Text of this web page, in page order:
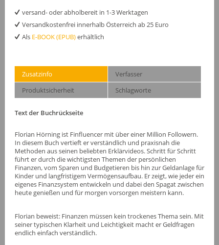
versand- oder abholbereit in 1-3 Werktagen
Versandkostenfrei innerhalb Österreich ab 25 Euro
Als E-BOOK (EPUB)erhältlich
Zusatzinfo
Verfasser
Produktsicherheit
Schlagworte
Text der Buchrückseite
Florian Hörning ist Finfluencer mit über einer Million Followern.
In diesem Buch vertieft er verständlich und praxisnah die
Methoden aus seinen beliebten Erklärvideos. Schritt für Schritt
führt er durch die wichtigsten Themen der persönlichen
Finanzen, vom Sparen und Budgetieren bis hin zur Geldanlage für
Kinder und langfristigem Vermögensaufbau. Er zeigt, wie jeder ein
eigenes Finanzsystem entwickeln und dabei den Spagat zwischen
heute genießen und für morgen vorsorgen meistern kann.
Florian beweist: Finanzen müssen kein trockenes Thema sein. Mit
seiner typischen Klarheit und Leichtigkeit macht er Geldfragen
endlich einfach verständlich.